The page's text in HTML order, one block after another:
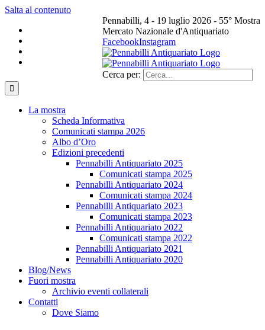
Salta al contenuto
Pennabilli, 4 - 19 luglio 2026 - 55° Mostra
Mercato Nazionale d'Antiquariato
FacebookInstagram
Cerca per:
La mostra
Scheda Informativa
Comunicati stampa 2026
Albo d’Oro
Edizioni precedenti
Pennabilli Antiquariato 2025
Comunicati stampa 2025
Pennabilli Antiquariato 2024
Comunicati stampa 2024
Pennabilli Antiquariato 2023
Comunicati stampa 2023
Pennabilli Antiquariato 2022
Comunicati stampa 2022
Pennabilli Antiquariato 2021
Pennabilli Antiquariato 2020
Blog/News
Fuori mostra
Archivio eventi collaterali
Contatti
Dove Siamo